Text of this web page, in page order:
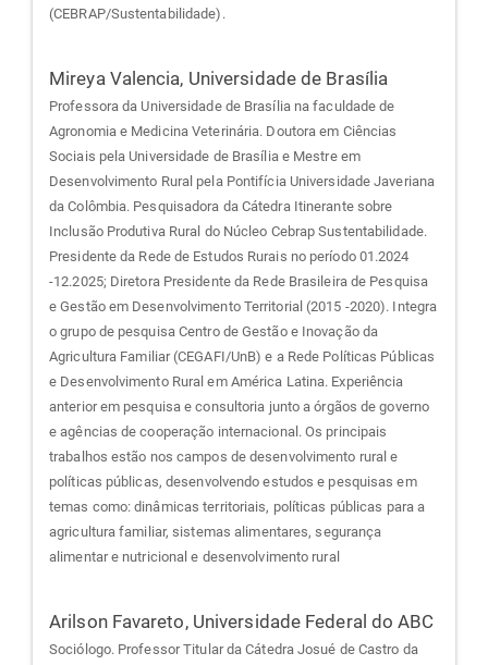
(CEBRAP/Sustentabilidade).
Mireya Valencia, Universidade de Brasília
Professora da Universidade de Brasília na faculdade de
Agronomia e Medicina Veterinária. Doutora em Ciências
Sociais pela Universidade de Brasília e Mestre em
Desenvolvimento Rural pela Pontifícia Universidade Javeriana
da Colômbia. Pesquisadora da Cátedra Itinerante sobre
Inclusão Produtiva Rural do Núcleo Cebrap Sustentabilidade.
Presidente da Rede de Estudos Rurais no período 01.2024
-12.2025; Diretora Presidente da Rede Brasileira de Pesquisa
e Gestão em Desenvolvimento Territorial (2015 -2020). Integra
o grupo de pesquisa Centro de Gestão e Inovação da
Agricultura Familiar (CEGAFI/UnB) e a Rede Políticas Públicas
e Desenvolvimento Rural em América Latina. Experiência
anterior em pesquisa e consultoria junto a órgãos de governo
e agências de cooperação internacional. Os principais
trabalhos estão nos campos de desenvolvimento rural e
políticas públicas, desenvolvendo estudos e pesquisas em
temas como: dinâmicas territoriais, políticas públicas para a
agricultura familiar, sistemas alimentares, segurança
alimentar e nutricional e desenvolvimento rural
Arilson Favareto, Universidade Federal do ABC
Sociólogo. Professor Titular da Cátedra Josué de Castro da